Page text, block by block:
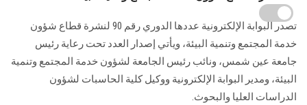
تصدر البوابة الإلكترونية عددها الدوري رقم 90 لنشرة قطاع شؤون
خدمة ‏المجتمع وتنمية البيئة‎، ويأتي إصدار العدد تحت رعاية رئيس
جامعة عين شمس، ونائب رئيس الجامعة لشؤون خدمة المجتمع وتنمية
البيئة، و‏مدير البوابة الإلكترونية ووكيل كلية الحاسبات لشؤون
الدراسات العليا ‏والبحوث‎.‎